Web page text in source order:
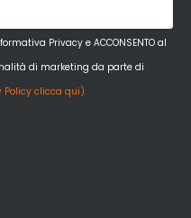
Privacy e ACCONSENTO al
di marketing da parte di
Policy clicca qui).